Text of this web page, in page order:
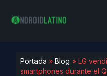
Portada » Blog » LG
smartphones durante el